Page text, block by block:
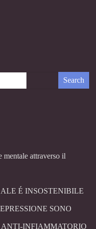
mentale attraverso il
É INSOSTENIBILE
SONO
INFIAMMATORIO